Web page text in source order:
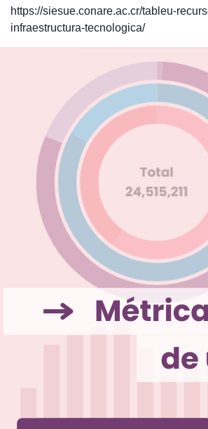
https://siesue.conare.ac.cr/tableu-
infraestructura-tecnologica/